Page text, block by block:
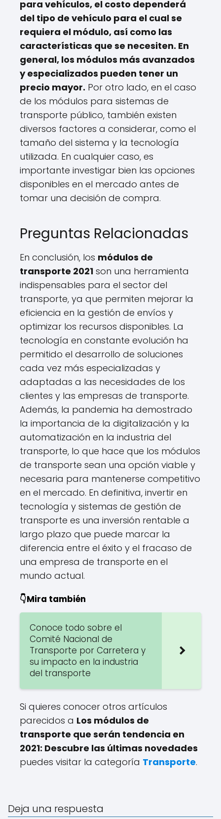
para vehículos, el costo dependerá
del tipo de vehículo para el cual se
requiera el módulo, así como las
características que se necesiten. En
general, los módulos más avanzados
y especializados pueden tener un
precio mayor. Por otro lado, en el caso
de los módulos para sistemas de
transporte público, también existen
diversos factores a considerar, como el
tamaño del sistema y la tecnología
utilizada. En cualquier caso, es
importante investigar bien las opciones
disponibles en el mercado antes de
tomar una decisión de compra.
Preguntas Relacionadas
En conclusión, los módulos de
transporte 2021 son una herramienta
indispensables para el sector del
transporte, ya que permiten mejorar la
eficiencia en la gestión de envíos y
optimizar los recursos disponibles. La
tecnología en constante evolución ha
permitido el desarrollo de soluciones
cada vez más especializadas y
adaptadas a las necesidades de los
clientes y las empresas de transporte.
Además, la pandemia ha demostrado
la importancia de la digitalización y la
automatización en la industria del
transporte, lo que hace que los módulos
de transporte sean una opción viable y
necesaria para mantenerse competitivo
en el mercado. En definitiva, invertir en
tecnología y sistemas de gestión de
transporte es una inversión rentable a
largo plazo que puede marcar la
diferencia entre el éxito y el fracaso de
una empresa de transporte en el
mundo actual.
👇Mira también
Conoce todo sobre el
Comité Nacional de
Transporte por Carretera y
su impacto en la industria
del transporte
Si quieres conocer otros artículos
parecidos a Los módulos de
transporte que serán tendencia en
2021: Descubre las últimas novedades
puedes visitar la categoría Transporte.
Deja una respuesta